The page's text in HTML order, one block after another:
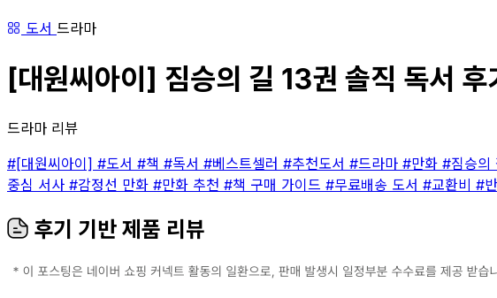
도서 드라마
[대원씨아이] 짐승의 길 13권 솔직 독서
드라마 리뷰
#[대원씨아이] #도서 #책 #독서 #베스트셀러 #추천도서 #드라마 #만화 #짐승의
중심 서사 #감정선 만화 #만화 추천 #책 구매 가이드 #무료배송 도서 #교환비 #
후기 기반 제품 리뷰